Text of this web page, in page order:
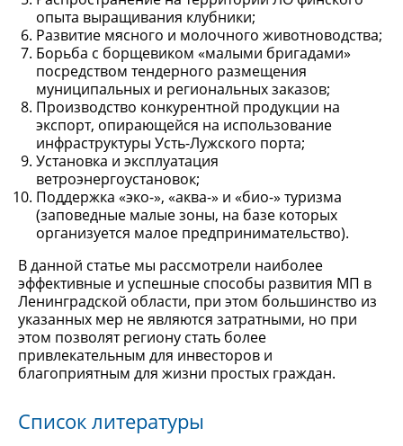
опыта выращивания клубники;
Развитие мясного и молочного животноводства;
Борьба с борщевиком «малыми бригадами»
посредством тендерного размещения
муниципальных и региональных заказов;
Производство конкурентной продукции на
экспорт, опирающейся на использование
инфраструктуры Усть-Лужского порта;
Установка и эксплуатация
ветроэнергоустановок;
Поддержка «эко-», «аква-» и «био-» туризма
(заповедные малые зоны, на базе которых
организуется малое предпринимательство).
В данной статье мы рассмотрели наиболее
эффективные и успешные способы развития МП в
Ленинградской области, при этом большинство из
указанных мер не являются затратными, но при
этом позволят региону стать более
привлекательным для инвесторов и
благоприятным для жизни простых граждан.
Список литературы